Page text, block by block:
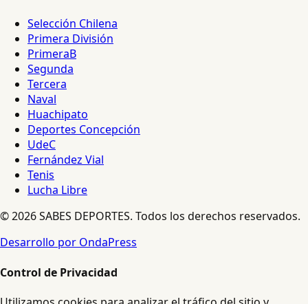
Selección Chilena
Primera División
PrimeraB
Segunda
Tercera
Naval
Huachipato
Deportes Concepción
UdeC
Fernández Vial
Tenis
Lucha Libre
© 2026 SABES DEPORTES. Todos los derechos reservados.
Desarrollo por OndaPress
Control de Privacidad